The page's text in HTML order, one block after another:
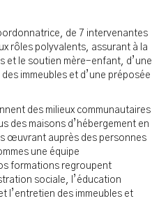
de 7 intervenantes
rôles polyvalents, assurant à la
et le soutien mère-enfant, d’une
immeubles et d’une préposée
des milieux communautaires
des maisons d’hébergement en
œuvrant auprès des personnes
une équipe
formations regroupent
sociale, l’éducation
l’entretien des immeubles et